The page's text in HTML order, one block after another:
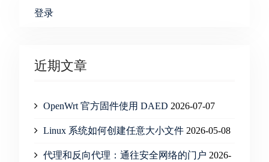
登录
近期文章
OpenWrt 官方固件使用 DAED 2026-07-07
Linux 系统如何创建任意大小文件 2026-05-08
代理和反向代理：通往安全网络的门户 2026-